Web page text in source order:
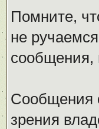
Помните,
не
сообщения,
Сообщения
зрения